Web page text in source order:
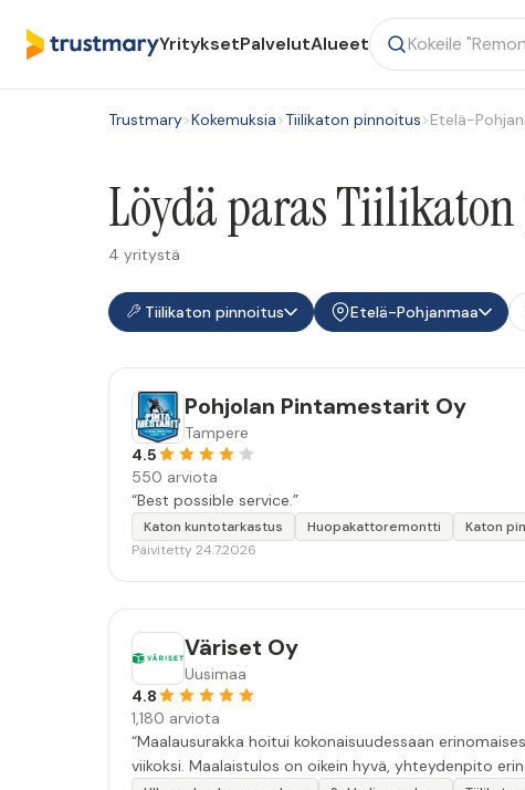
YrityksetPalvelutAlueet
Trustmary>Kokemuksia>Tiilikaton pinnoitus>Etelä-
Löydä paras
4 yritystä
Tiilikaton pinnoitus Etelä-Pohjanmaa
Pohjolan Pintamestarit Oy
Tampere
4.5
550 arviota
“Best possible service.”
Katon kuntotarkastus Huopakattoremontti
Katon
Päivitetty 24.7.2026
Väriset Oy
Uusimaa
4.8
1,180 arviota
“Maalausurakka hoitui kokonaisuudessaan
viikoksi. Maalaistulos on oikein hyvä, yhteydenpito